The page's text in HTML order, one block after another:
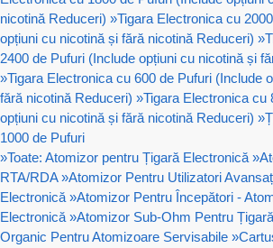
nicotină Reduceri) »Tigara Electronica cu
opțiuni cu nicotină și fără nicotină Reduceri) »
2400 de Pufuri (Include opțiuni cu nicotină și
»Tigara Electronica cu 600 de Pufuri (Include
fără nicotină Reduceri) »Tigara Electronica cu
opțiuni cu nicotină și fără nicotină Reduceri) »
1000 de Pufuri
»Toate: Atomizor pentru Țigară Electronică »
RTA/RDA »Atomizor Pentru Utilizatori
Electronică »Atomizor Pentru Începători -
Electronică »Atomizor Sub-Ohm Pentru
Organic Pentru Atomizoare Servisabile »